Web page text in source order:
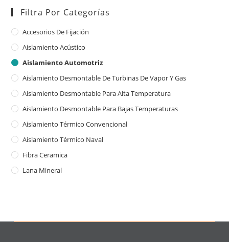
Filtra Por Categorías
Accesorios De Fijación
Aislamiento Acústico
Aislamiento Automotriz
Aislamiento Desmontable De Turbinas De Vapor Y Gas
Aislamiento Desmontable Para Alta Temperatura
Aislamiento Desmontable Para Bajas Temperaturas
Aislamiento Térmico Convencional
Aislamiento Térmico Naval
Fibra Ceramica
Lana Mineral